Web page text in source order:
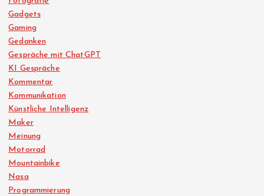
Gadgets
Gaming
Gedanken
Gespräche mit ChatGPT
KI Gespräche
Kommentar
Kommunikation
Künstliche Intelligenz
Maker
Meinung
Motorrad
Mountainbike
Nasa
Programmierung